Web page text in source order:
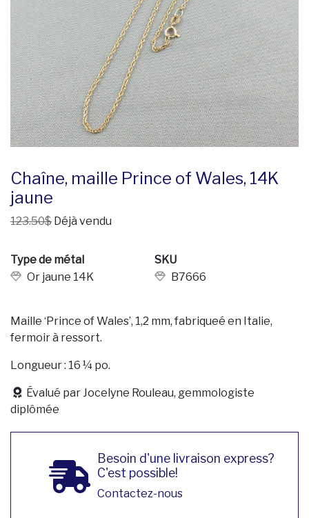
Chaîne, maille Prince of Wales, 14K
jaune
123.50$ Déjà vendu
Type de métal
Or jaune 14K
SKU
B7666
Maille ‘Prince of Wales’, 1,2 mm, fabriqueé en Italie,
fermoir à ressort.
Longueur : 16 ¼ po.
Évalué par Jocelyne Rouleau, gemmologiste
diplômée
Besoin d'une livraison express?
C'est possible!
Contactez-nous